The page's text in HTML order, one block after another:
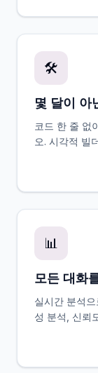
🛠️
몇 달이 아
코드 한 줄 없
오. 시각적 빌
📊
모든 대화
실시간 분석
성 분석, 신뢰